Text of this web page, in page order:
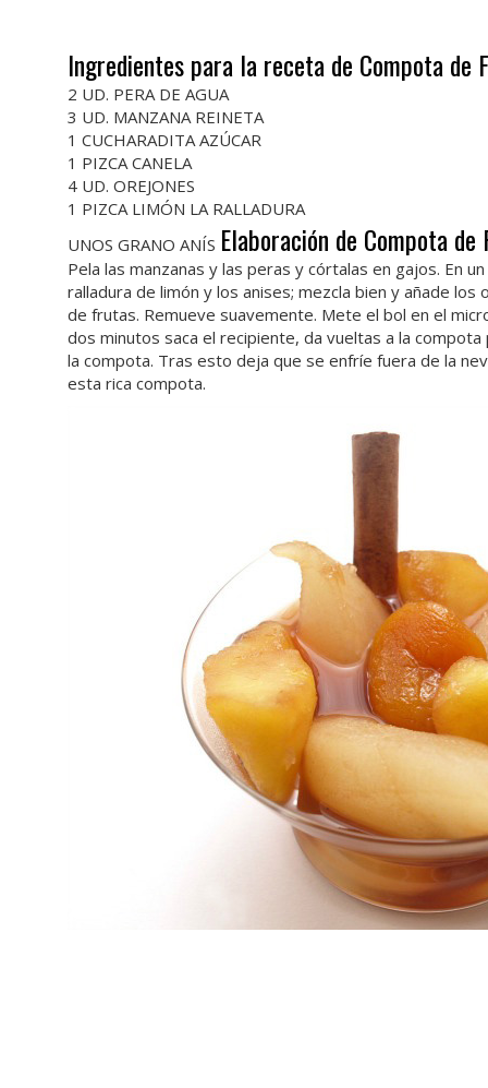
Ingredientes para la receta de Compota de
2 UD. PERA DE AGUA
3 UD. MANZANA REINETA
1 CUCHARADITA AZÚCAR
1 PIZCA CANELA
4 UD. OREJONES
1 PIZCA LIMÓN LA RALLADURA
UNOS GRANO ANÍS Elaboración de Compota de
Pela las manzanas y las peras y córtalas en gajos. En
ralladura de limón y los anises; mezcla bien y añade
de frutas. Remueve suavemente. Mete el bol en el
dos minutos saca el recipiente, da vueltas a la
la compota. Tras esto deja que se enfríe fuera de la
esta rica compota.